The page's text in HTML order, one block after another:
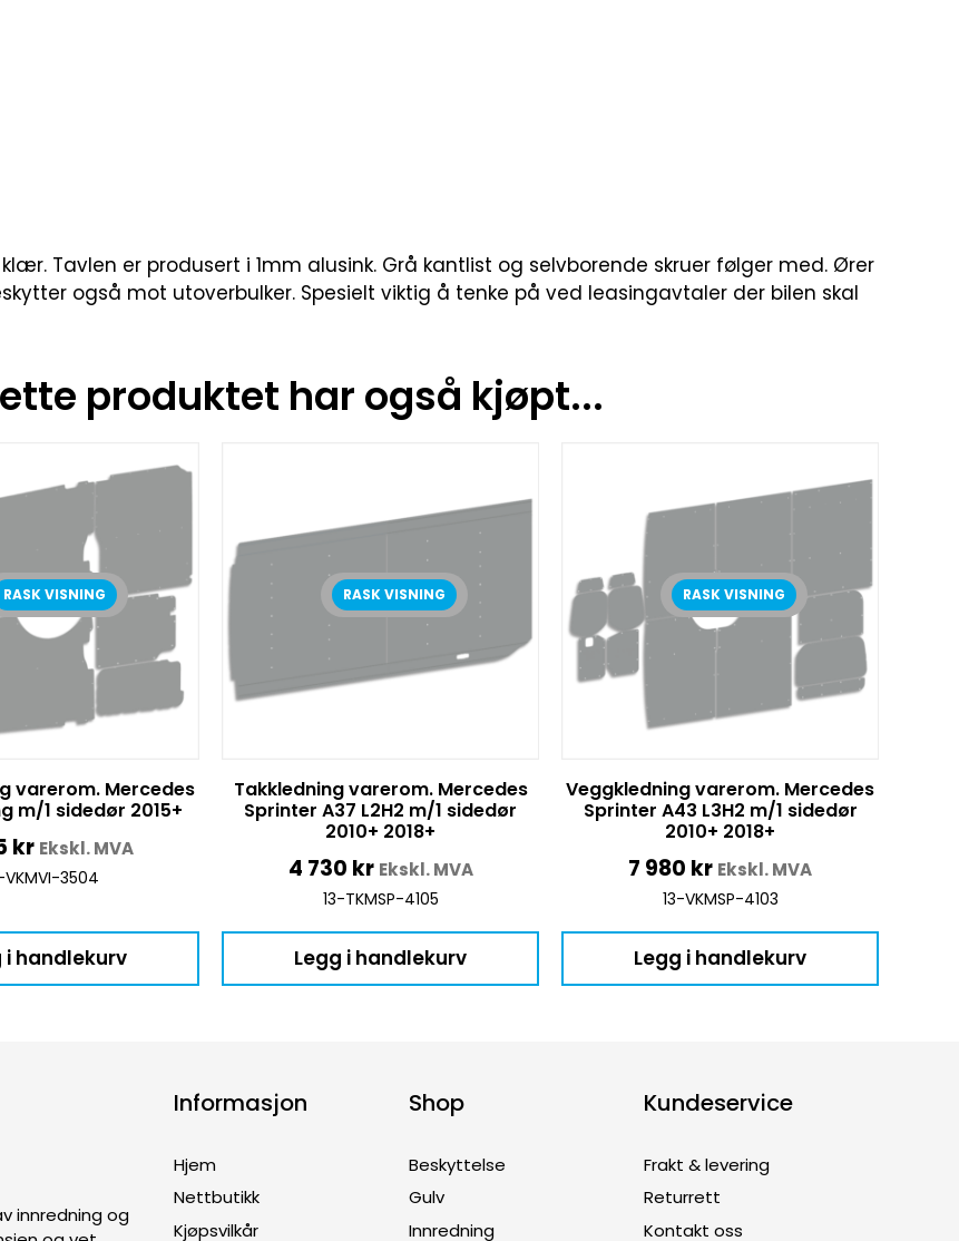
Tavlen er produsert i 1mm alusink. Grå kantlist og selvborende skruer følger med. Ører
også mot utoverbulker. Spesielt viktig å tenke på ved leasingavtaler der bilen skal
produktet har også kjøpt...
RASK VISNING
varerom. Mercedes
m/1 sidedør 2015+
kr Ekskl. MVA
VKMVI-3504
i handlekurv
RASK VISNING
Takkledning varerom. Mercedes
Sprinter A37 L2H2 m/1 sidedør
2010+ 2018+
4 730 kr Ekskl. MVA
13-TKMSP-4105
Legg i handlekurv
RASK VISNING
Veggkledning varerom. Mercedes
Sprinter A43 L3H2 m/1 sidedør
2010+ 2018+
7 980 kr Ekskl. MVA
13-VKMSP-4103
Legg i handlekurv
innredning og
Informasjon
Hjem
Nettbutikk
Kjøpsvilkår
Shop
Beskyttelse
Gulv
Innredning
Kundeservice
Frakt & levering
Returrett
Kontakt oss